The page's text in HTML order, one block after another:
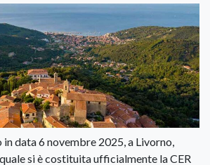
data 6 novembre 2025, a Livorno,
si è costituita ufficialmente la CER